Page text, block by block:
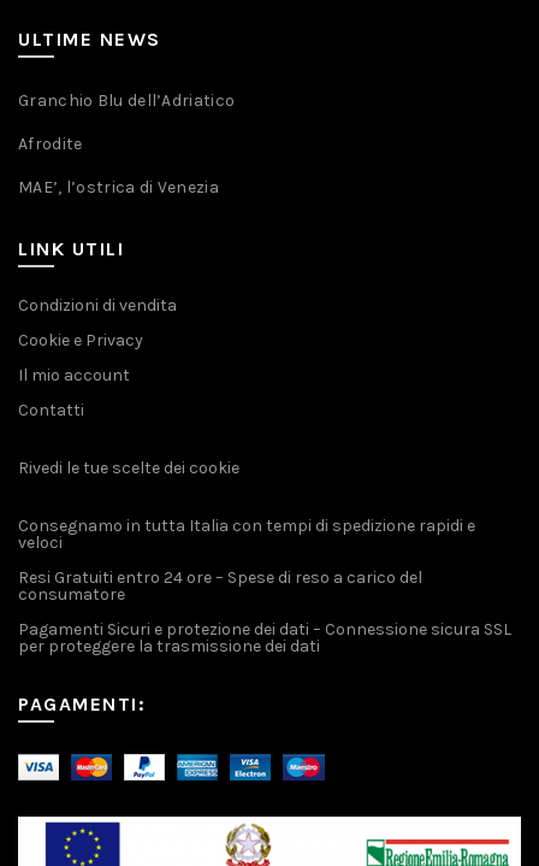
ULTIME NEWS
Granchio Blu dell’Adriatico
Afrodite
MAE’, l’ostrica di Venezia
LINK UTILI
Condizioni di vendita
Cookie e Privacy
Il mio account
Contatti
Rivedi le tue scelte dei cookie
Consegnamo in tutta Italia con tempi di spedizione rapidi e
veloci
Resi Gratuiti entro 24 ore – Spese di reso a carico del
consumatore
Pagamenti Sicuri e protezione dei dati – Connessione sicura SSL
per proteggere la trasmissione dei dati
PAGAMENTI: